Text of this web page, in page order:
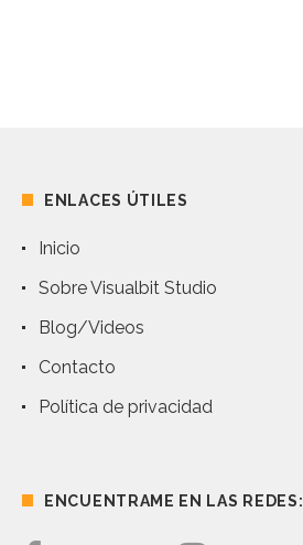
ENLACES ÚTILES
Inicio
Sobre Visualbit Studio
Blog/Videos
Contacto
Política de privacidad
ENCUENTRAME EN LAS REDES: